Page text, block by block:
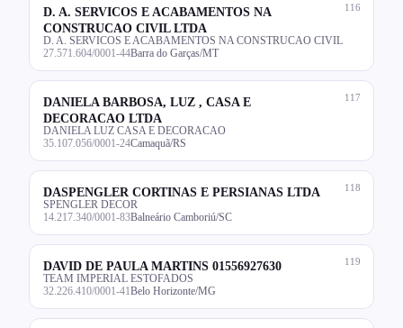
116
D. A. SERVICOS E ACABAMENTOS NA
CONSTRUCAO CIVIL LTDA
D. A. SERVICOS E ACABAMENTOS NA CONSTRUCAO CIVIL
27.571.604/0001-44Barra do Garças/MT
117
DANIELA BARBOSA, LUZ , CASA E
DECORACAO LTDA
DANIELA LUZ CASA E DECORACAO
35.107.056/0001-24Camaquã/RS
118
DASPENGLER CORTINAS E PERSIANAS LTDA
SPENGLER DECOR
14.217.340/0001-83Balneário Camboriú/SC
119
DAVID DE PAULA MARTINS 01556927630
TEAM IMPERIAL ESTOFADOS
32.226.410/0001-41 Belo Horizonte/MG